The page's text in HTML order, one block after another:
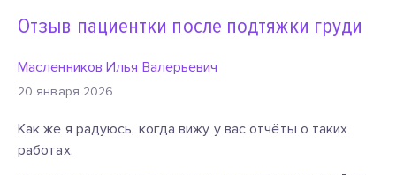
Отзыв пациентки после подтяжки груди
Масленников Илья Валерьевич
20 января 2026
Как же я радуюсь, когда вижу у вас отчёты о таких
работах.